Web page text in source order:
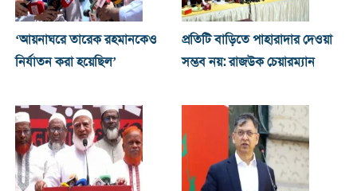
‘আয়নাঘরে তারেক রহমানকেও
নির্যাতন করা হয়েছিল’
প্রতিটি বাড়িতে পাহারাদার দেওয়া
সম্ভব নয়: রাজউক চেয়ারম্যান